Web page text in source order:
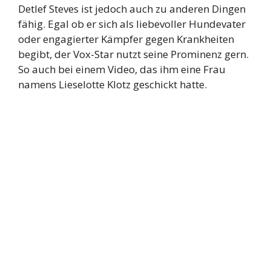
Detlef Steves ist jedoch auch zu anderen Dingen
fähig. Egal ob er sich als liebevoller Hundevater
oder engagierter Kämpfer gegen Krankheiten
begibt, der Vox-Star nutzt seine Prominenz gern.
So auch bei einem Video, das ihm eine Frau
namens Lieselotte Klotz geschickt hatte.